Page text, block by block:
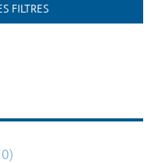
FILTRES